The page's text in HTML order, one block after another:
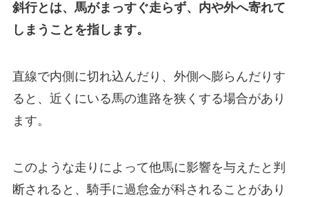
斜行とは、馬がまっすぐ走らず、内や外へ寄れて
しまうことを指します。
直線で内側に切れ込んだり、外側へ膨らんだりす
ると、近くにいる馬の進路を狭くする場合があり
ます。
このような走りによって他馬に影響を与えたと判
断されると、騎手に過怠金が科されることがあり